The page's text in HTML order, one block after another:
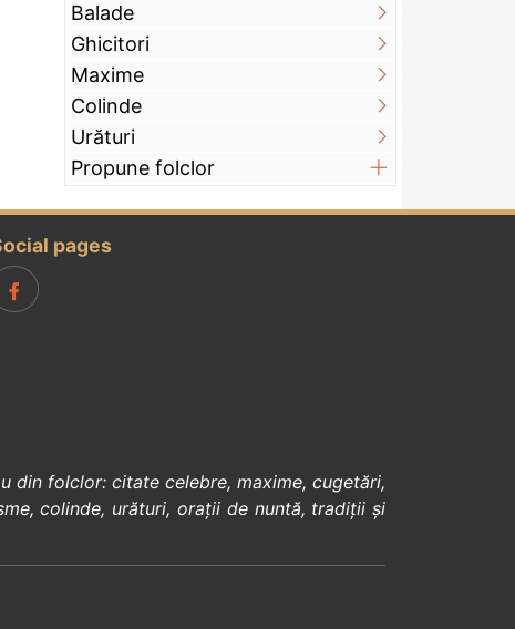
Balade
Ghicitori
Maxime
Colinde
Urături
Propune folclor
pages
din folclor: citate celebre, maxime,cugetări,
,colinde, urături, orații de nuntă, tradiții și